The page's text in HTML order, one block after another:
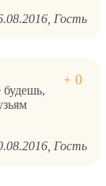
Гость
будешь,
Гость